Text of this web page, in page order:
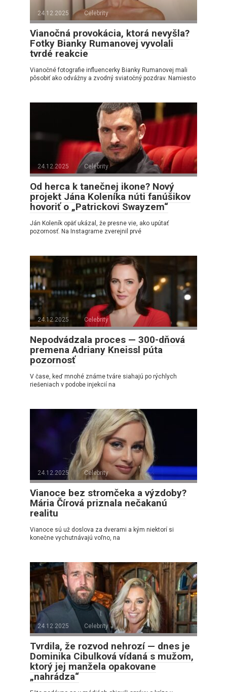
24.12.2025 Celebrity
Vianočná provokácia, ktorá nevyšla?
Fotky Bianky Rumanovej vyvolali
tvrdé reakcie
Vianočné fotografie influencerky Bianky Rumanovej mali
pôsobiť ako odvážny a zvodný sviatočný pozdrav. Namiesto
24.12.2025 Celebrity
Od herca k tanečnej ikone? Nový
projekt Jána Koleníka núti fanúšikov
hovoriť o „Patrickovi Swayzem“
Ján Koleník opäť ukázal, že presne vie, ako upútať
pozornosť. Na Instagrame zverejnil prvé
24.12.2025 Celebrity
Nepodvádzala proces — 300-dňová
premena Adriany Kneissl púta
pozornosť
V čase, keď mnohé známe tváre siahajú po rýchlych
riešeniach v podobe injekcií na
24.12.2025 Celebrity
Vianoce bez stromčeka a výzdoby?
Mária Čírová priznala nečakanú
realitu
Vianoce sú už doslova za dverami a kým niektorí si
konečne vychutnávajú voľno, na
24.12.2025 Celebrity
Tvrdila, že rozvod nehrozí — dnes je
Dominika Cibulková vídaná s mužom,
ktorý jej manžela opakovane
„nahrádza“